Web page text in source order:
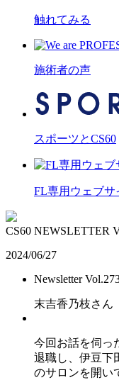
触れてみる
施術者の声
スポーツとCS60
FL専用ウェブサ
CS60 NEWSLETTER
2024/06/27
Newsletter
末吉香乃枝さん
今回お話を伺っ
退職し、伊豆下
のサロンを開い